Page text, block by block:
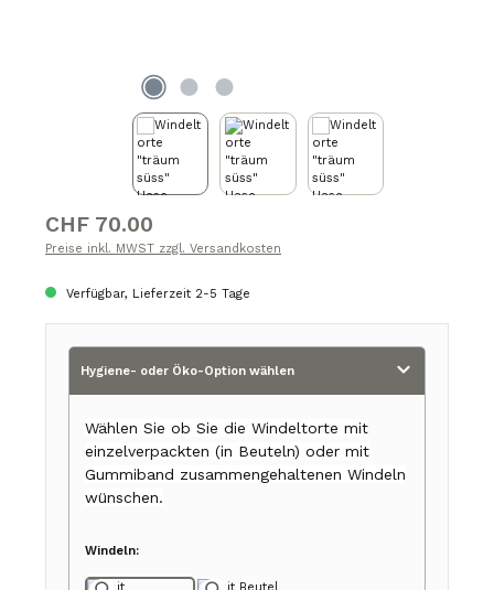
Regulärer Preis:
CHF 70.00
Preise inkl. MWST zzgl. Versandkosten
Verfügbar, Lieferzeit 2-5 Tage
Hygiene- oder Öko-Option wählen
Wählen Sie ob Sie die Windeltorte mit
einzelverpackten (in Beuteln) oder mit
Gummiband zusammengehaltenen Windeln
wünschen.
Windeln: